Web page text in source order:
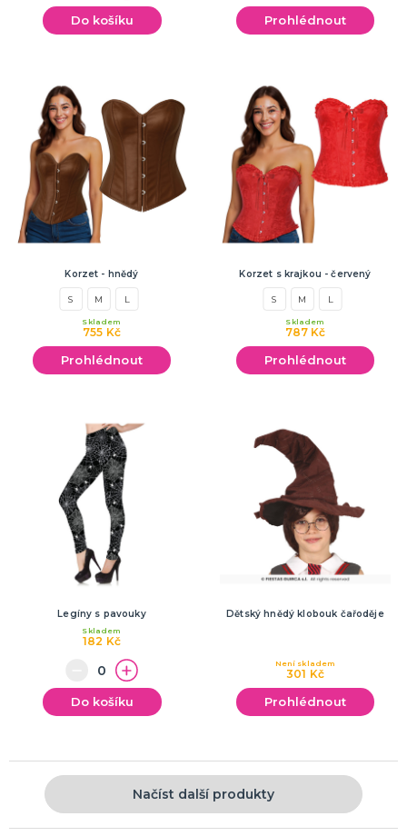
Do košíku Prohlédnout
Korzet - hnědý
S M L
755 Kč
Skladem
Prohlédnout
Korzet s krajkou - červený
S M L
787 Kč
Skladem
Prohlédnout
Legíny s pavouky
182 Kč
Skladem
Do košíku
Dětský hnědý klobouk čařoděje
301 Kč
Není skladem
Prohlédnout
Načíst další produkty